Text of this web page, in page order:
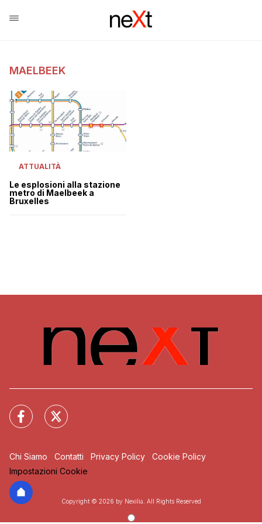
MAELBEEK
ATTUALITÀ
Le esplosioni alla stazione
metro di Maelbeek a
Bruxelles
Chi Siamo Contatti Privacy Policy
Cookie Policy
Impostazioni Cookie
Copyright © 2026 by Nexilia. All Rights Reserved